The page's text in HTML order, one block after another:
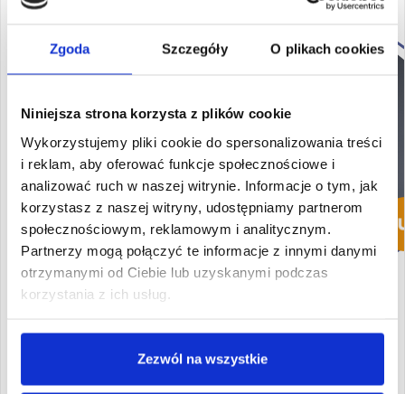
Zgoda Szczegóły O plikach cookies
Niniejsza strona korzysta z plików cookie
Wykorzystujemy pliki cookie do spersonalizowania treści
i reklam, aby oferować funkcje społecznościowe i
analizować ruch w naszej witrynie. Informacje o tym, jak
korzystasz z naszej witryny, udostępniamy partnerom
społecznościowym, reklamowym i analitycznym.
Partnerzy mogą połączyć te informacje z innymi danymi
otrzymanymi od Ciebie lub uzyskanymi podczas
korzystania z ich usług.
Zezwól na wszystkie
Niedźwiecki
Dziekan kierunku Master
Wykładowca akademicki
m.in. w obszarze ładu
korporacyjnego, systemu
podatkowego, zarządzania
mieniem państwowym oraz
zarządzania zasobami
ludzkimi.Wśród jego
zainteresowań zawodowych
wyróżnić można prawo
handlowe, prawo cywilne,
dotyczą w szczególności
prawnych, politycznych oraz